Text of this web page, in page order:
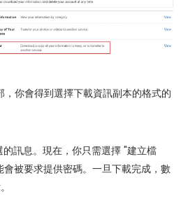
，你會得到選擇下載資訊副本的格式的
訊息。現在，你只需選擇 "建立檔
被要求提供密碼。一旦下載完成，數